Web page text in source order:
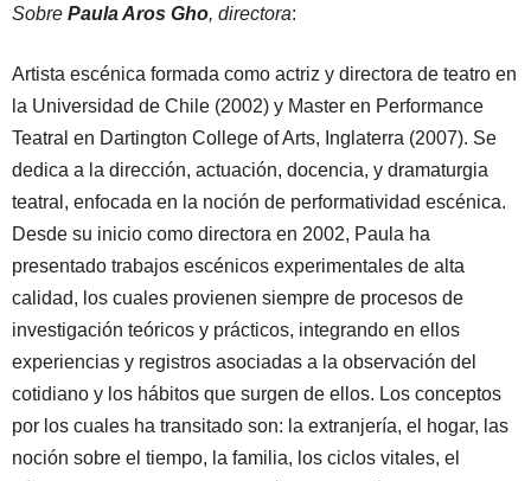
Sobre Paula Aros Gho, directora:
Artista escénica formada como actriz y directora de teatro en
la Universidad de Chile (2002) y Master en Performance
Teatral en Dartington College of Arts, Inglaterra (2007). Se
dedica a la dirección, actuación, docencia, y dramaturgia
teatral, enfocada en la noción de performatividad escénica.
Desde su inicio como directora en 2002, Paula ha
presentado trabajos escénicos experimentales de alta
calidad, los cuales provienen siempre de procesos de
investigación teóricos y prácticos, integrando en ellos
experiencias y registros asociadas a la observación del
cotidiano y los hábitos que surgen de ellos. Los conceptos
por los cuales ha transitado son: la extranjería, el hogar, las
noción sobre el tiempo, la familia, los ciclos vitales, el